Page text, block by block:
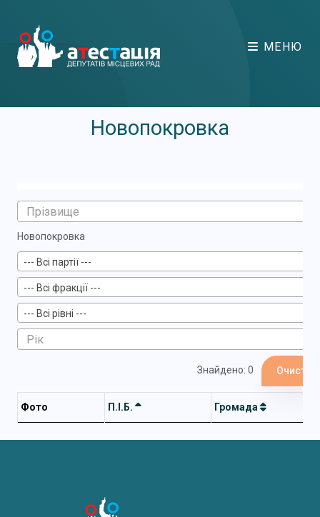
МЕНЮ
Новопокровка
Новопокровка
--- Всі партії ---
--- Всі фракції ---
--- Всі рівні ---
Знайдено: 0
Фото П.І.Б. Громада